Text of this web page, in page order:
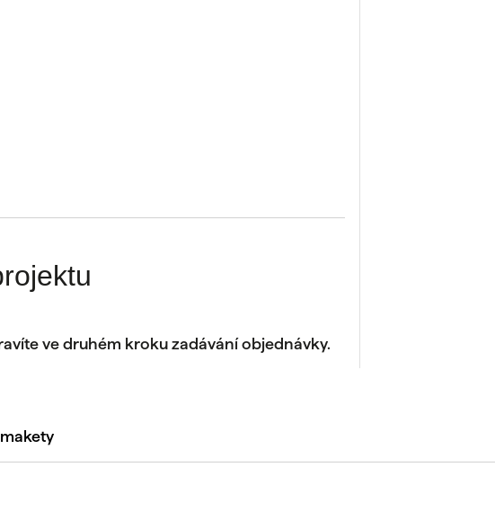
ve druhém kroku zadávání objednávky.